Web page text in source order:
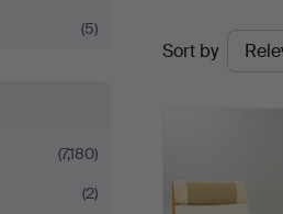
(5)
(7,180)
(2)
Ended
auctions
Sort by